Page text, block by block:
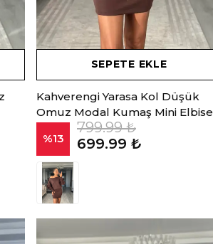
SEPETE EKLE
Kahverengi Yarasa Kol Düşük
Omuz Modal Kumaş Mini Elbise
%13
799.99 ₺
699.99 ₺